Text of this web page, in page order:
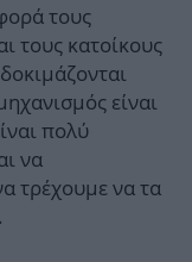
τους
τους κατοίκους
είναι
πολύ
να
τρέχουμε να τα